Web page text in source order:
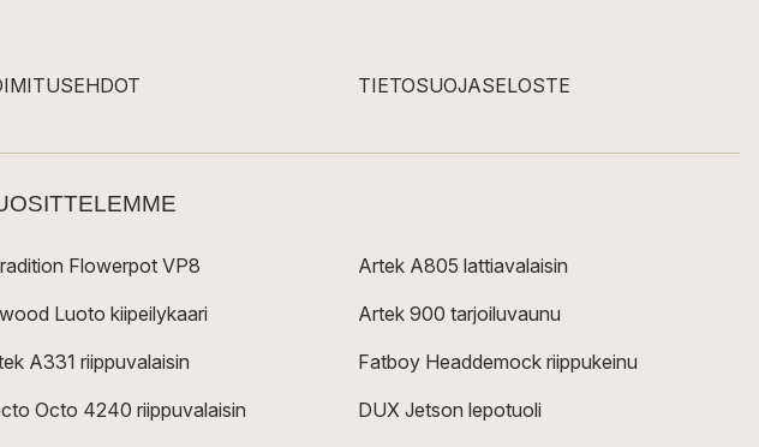
TIETOSUOJASELOSTE
Flowerpot VP8
Luoto kiipeilykaari
A331 riippuvalaisin
Octo 4240 riippuvalaisin
Artek A805 lattiavalaisin
Artek 900 tarjoiluvaunu
Fatboy Headdemock riippukeinu
DUX Jetson lepotuoli